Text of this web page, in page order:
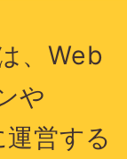
、Web
や
営する